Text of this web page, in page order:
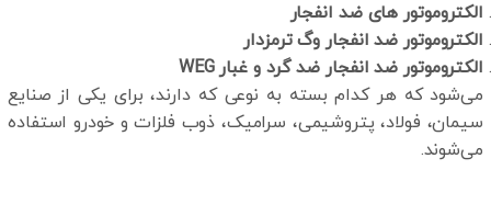
الکتروموتور های ضد انفجار
الکتروموتور ضد انفجار وگ ترمزدار
الکتروموتور ضد انفجار ضد گرد و غبارWEG
می‌شود که هر کدام بسته به نوعی که دارند، برای یکی از صنایع
سیمان، فولاد، پتروشیمی، سرامیک، ذوب فلزات و خودرو استفاده
می‌شوند.